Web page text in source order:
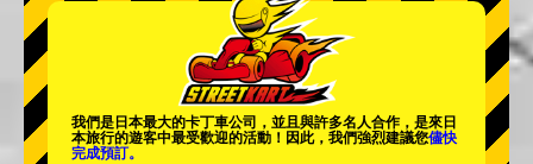
更換店鋪
東京 秋葉原 #2
東京 澀谷附店 東京灣
我們是日本最大的卡丁車公司，並且與許多名人合作，是來日
本旅行的遊客中最受歡迎的活動 ！因此，我們強烈建議您儘快
完成預訂。